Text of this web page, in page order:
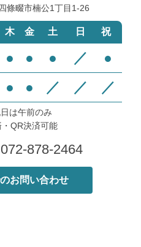
畷市楠公1丁目1‐26
木 金 土 日 祝
● ● ● ／ ●
● ● ／ ／ ／
は午前のみ
QR決済可能
072-878-2464
お問い合わせ